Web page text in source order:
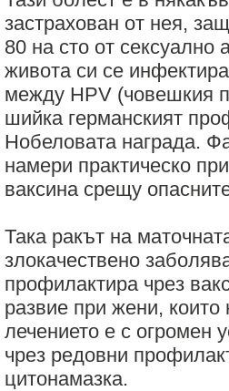
застрахован от нея,
80 на сто от сексуално
живота си се
между HPV (човешкия
шийка германският
Нобеловата награда.
намери практическо
ваксина срещу
Така ракът на
злокачествено
профилактира чрез
развие при жени, които
лечението е с огромен
чрез редовни
цитонамазка.